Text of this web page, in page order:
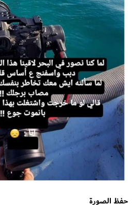
حفظ الصورة